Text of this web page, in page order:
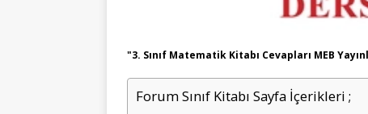
"3. Sınıf Matematik Kitabı Cevapları MEB
Forum Sınıf Kitabı Sayfa İçerikleri ;